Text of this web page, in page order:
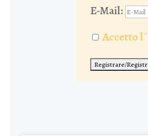
E-Mail:
Accetto